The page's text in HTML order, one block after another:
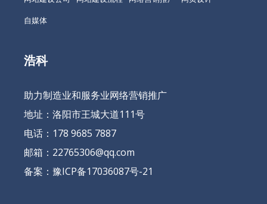
自媒体
浩科
助力制造业和服务业网络营销推广
地址：洛阳市王城大道111号
电话：178 9685 7887
邮箱：22765306@qq.com
备案： 豫ICP备17036087号-21